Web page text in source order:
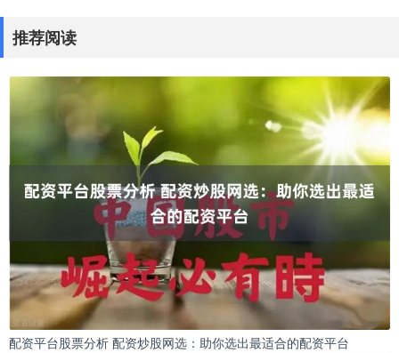
推荐阅读
配资平台股票分析 配资炒股网选：助你选出最适合的配资平台